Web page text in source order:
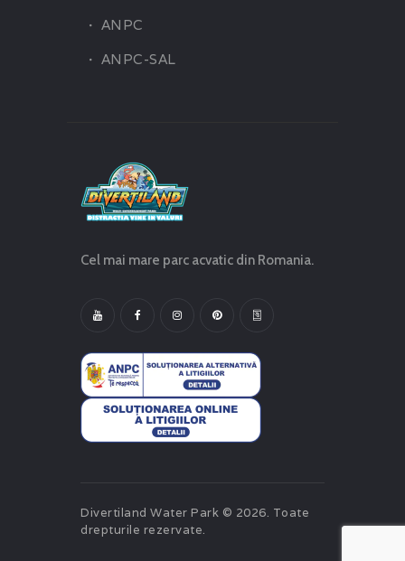
ANPC
ANPC-SAL
Cel mai mare parc acvatic din Romania.
Divertiland Water Park © 2026. Toate
drepturile rezervate.